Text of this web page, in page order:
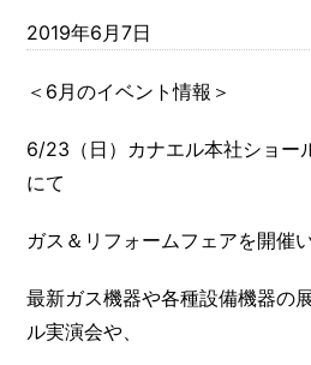
2019年6月7日
＜6月のイベント情報＞
6/23（日）カナエル本社ショー
にて
ガス＆リフォームフェアを開催
最新ガス機器や各種設備機器の
ル実演会や、